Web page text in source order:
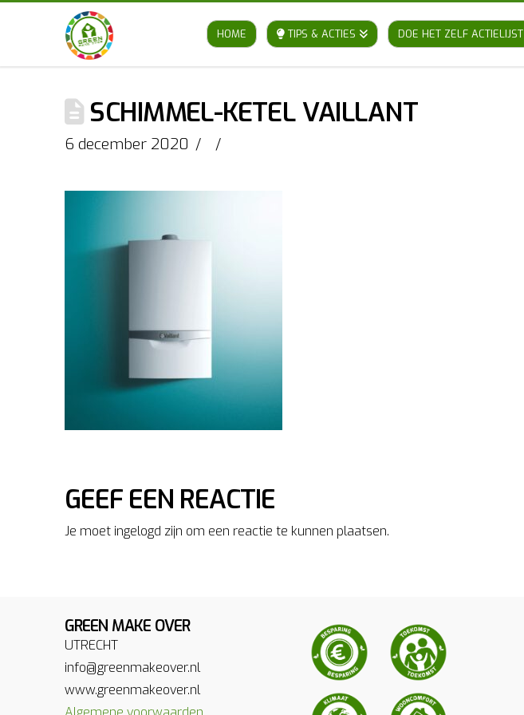
HOME TIPS & ACTIES DOE HET ZELF ACTIELIJST
SCHIMMEL-KETEL VAILLANT
6 december 2020
GEEF EEN REACTIE
Je moet ingelogd zijn om een reactie te kunnen plaatsen.
GREEN MAKE OVER
UTRECHT
info@greenmakeover.nl
www.greenmakeover.nl